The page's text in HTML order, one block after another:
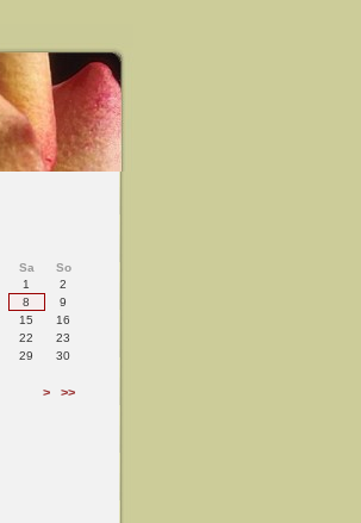
Sa
So
1
2
8
9
15
16
22
23
29
30
> >>